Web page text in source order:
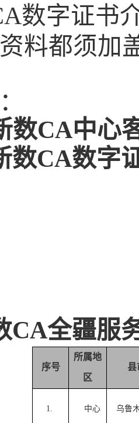
数字证书
料都须加
数CA中心
数CA数字
CA全疆服
序号
所属地
区
县
1. 中心 乌鲁